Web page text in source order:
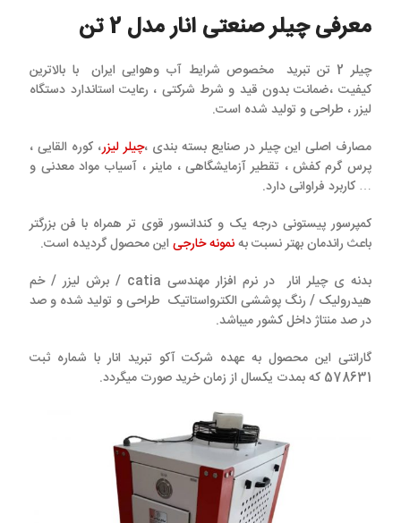
معرفی چیلر صنعتی انار مدل 2 تن
چیلر 2 تن تبرید مخصوص شرایط آب وهوایی ایران با بالاترین
کیفیت ،ضمانت بدون قید و شرط شرکتی ، رعایت استاندارد دستگاه
لیزر ، طراحی و تولید شده است.
مصارف اصلی این چیلر در صنایع بسته بندی ،چیلر لیزر، کوره القایی ،
پرس گرم کفش ، تقطیر آزمایشگاهی ، ماینر ، آسیاب مواد معدنی و
… کاربرد فراوانی دارد.
کم‍پرسور پیستونی درجه یک و کندانسور قوی تر همراه با فن بزرگتر
باعث راندمان بهتر نسبت بهنمونه خارجی این محصول گردیده است.
بدنه ی چیلر انار در نرم افزار مهندسی catia / برش لیزر / خم
هیدرولیک / رنگ پوششی الکترواستاتیک طراحی و تولید شده و صد
در صد منتاژ داخل کشور میباشد.
گارانتی این محصول به عهده شرکت آکو تبرید انار با شماره ثبت
578631 که بمدت یکسال از زمان خرید صورت میگردد.